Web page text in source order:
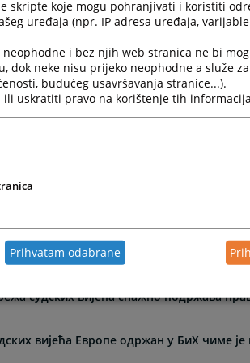
и Херцеговине учествовале у анкети
правосуђа
на унапређењу кривичног
зграде Опћинског суда у Завидовићима
ВСТВ-а правосудним
на унапређењу квалитета и
судских вијећа снажно подржава
вијећа Европе одржан у БиХ чиме
skripte koje mogu pohranjivati i koristiti
uređaja (npr. IP adresa uređaja,
i bez njih web stranica ne bi
dok neke nisu prijeko neophodne a služe
budućeg usavršavanja stranice...).
ili uskratiti pravo na korištenje tih
Prihvatam odabrane